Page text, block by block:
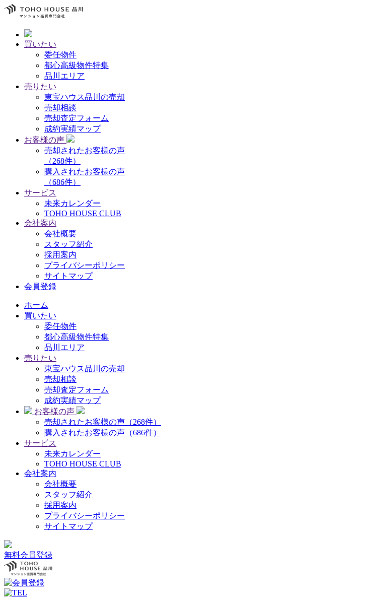
買いたい
委任物件
都心高級物件特集
品川エリア
売りたい
東宝ハウス品川の売却
売却相談
売却査定フォーム
成約実績マップ
お客様の声
売却されたお客様の声
（268件）
購入されたお客様の声
（686件）
サービス
未来カレンダー
TOHO HOUSE CLUB
会社案内
会社概要
スタッフ紹介
採用案内
プライバシーポリシー
サイトマップ
会員登録
ホーム
買いたい
委任物件
都心高級物件特集
品川エリア
売りたい
東宝ハウス品川の売却
売却相談
売却査定フォーム
成約実績マップ
お客様の声
売却されたお客様の声（268件）
購入されたお客様の声（686件）
サービス
未来カレンダー
TOHO HOUSE CLUB
会社案内
会社概要
スタッフ紹介
採用案内
プライバシーポリシー
サイトマップ
無料会員登録